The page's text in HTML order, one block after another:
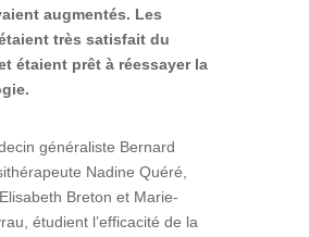
augmentés. Les
très satisfait du
étaient prêt à réessayer la
généraliste Bernard
Nadine Quéré,
Breton et Marie-
étudient l’efficacité de la